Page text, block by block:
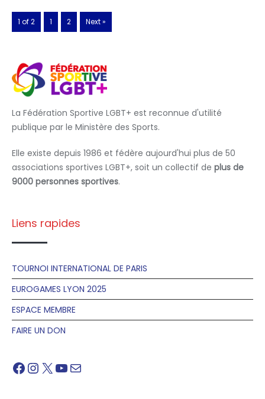
1 of 2 1 2 Next »
La Fédération Sportive LGBT+ est reconnue d'utilité
publique par le Ministère des Sports.
Elle existe depuis 1986 et fédère aujourd'hui plus de 50
associations sportives LGBT+, soit un collectif de plus de
9000 personnes sportives.
Liens rapides
TOURNOI INTERNATIONAL DE PARIS
EUROGAMES LYON 2025
ESPACE MEMBRE
FAIRE UN DON
Facebook
Instagram
X YouTube